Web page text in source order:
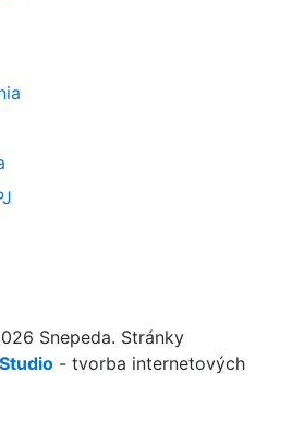
Snepeda. Stránky
- tvorba internetových